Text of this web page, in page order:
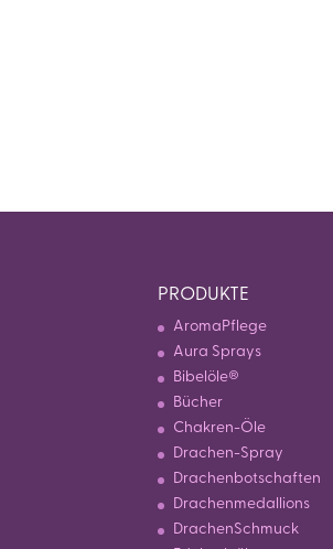
PRODUKTE
AromaPflege
Aura Sprays
Bibelöle®
Bücher
Chakren-Öle
Drachen-Spray
Drachenbotschaften
Drachenmedallions
DrachenSchmuck